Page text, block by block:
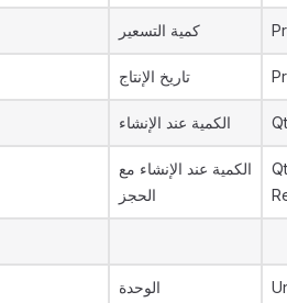
كمية التسعير
تاريخ الإنتاج
الكمية عند الإنشاء
الكمية عند الإنشاء مع
الحجز
الوحدة